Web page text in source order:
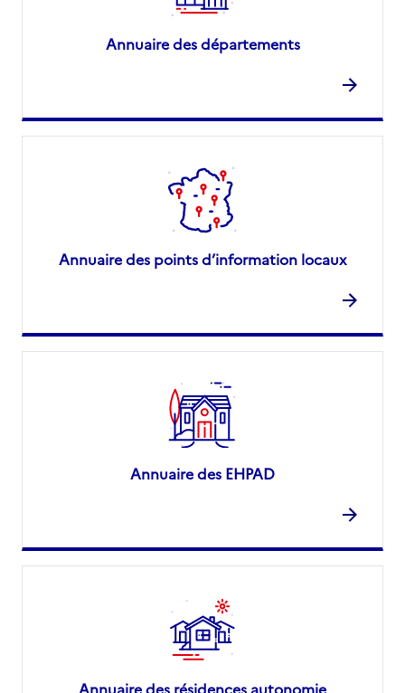
Annuaire des départements
Annuaire des points d’information locaux
Annuaire des EHPAD
Annuaire des résidences autonomie